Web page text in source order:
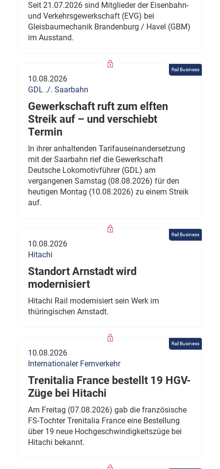
Seit 21.07.2026 sind Mitglieder der Eisenbahn-
und Verkehrsgewerkschaft (EVG) bei
Gleisbaumechanik Brandenburg / Havel (GBM)
im Ausstand.
Rail Business
10.08.2026
GDL ./. Saarbahn
Gewerkschaft ruft zum elften
Streik auf – und verschiebt
Termin
In ihrer anhaltenden Tarifauseinandersetzung
mit der Saarbahn rief die Gewerkschaft
Deutsche Lokomotivführer (GDL) am
vergangenen Samstag (08.08.2026) für den
heutigen Montag (10.08.2026) zu einem Streik
auf.
Rail Business
10.08.2026
Hitachi
Standort Arnstadt wird
modernisiert
Hitachi Rail modernisiert sein Werk im
thüringischen Arnstadt.
Rail Business
10.08.2026
Internationaler Fernverkehr
Trenitalia France bestellt 19 HGV-
Züge bei Hitachi
Am Freitag (07.08.2026) gab die französische
FS-Tochter Trenitalia France eine Bestellung
über 19 neue Hochgeschwindigkeitszüge bei
Hitachi bekannt.